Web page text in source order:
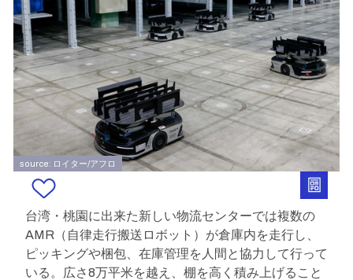
source: ロイター/アフロ
台湾・桃園に出来た新しい物流センターでは複数の
AMR（自律走行搬送ロボット）が倉庫内を走行し、
ピッキングや梱包、在庫管理を人間と協力して行って
いる。広さ8万平米を越え、棚を高く積み上げること